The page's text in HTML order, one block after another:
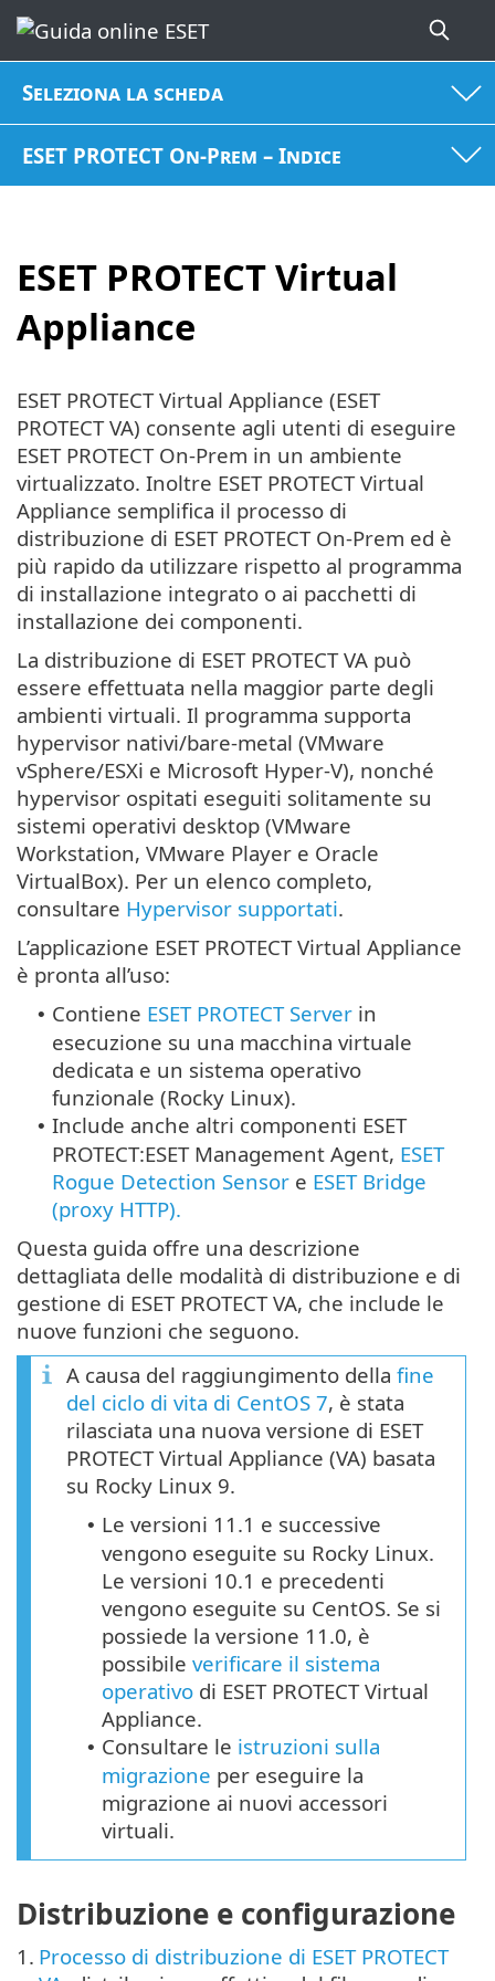
Seleziona la scheda
ESET PROTECT On-Prem – Indice
ESET PROTECT Virtual
Appliance
ESET PROTECT Virtual Appliance (ESET
PROTECT VA) consente agli utenti di eseguire
ESET PROTECT On-Prem in un ambiente
virtualizzato. Inoltre ESET PROTECT Virtual
Appliance semplifica il processo di
distribuzione di ESET PROTECT On-Prem ed è
più rapido da utilizzare rispetto al programma
di installazione integrato o ai pacchetti di
installazione dei componenti.
La distribuzione di ESET PROTECT VA può
essere effettuata nella maggior parte degli
ambienti virtuali. Il programma supporta
hypervisor nativi/bare-metal (VMware
vSphere/ESXi e Microsoft Hyper-V), nonché
hypervisor ospitati eseguiti solitamente su
sistemi operativi desktop (VMware
Workstation, VMware Player e Oracle
VirtualBox). Per un elenco completo,
consultare Hypervisor supportati.
L’applicazione ESET PROTECT Virtual Appliance
è pronta all’uso:
• Contiene ESET PROTECT Server in
esecuzione su una macchina virtuale
dedicata e un sistema operativo
funzionale (Rocky Linux).
• Include anche altri componenti ESET
PROTECT:ESET Management Agent, ESET
Rogue Detection Sensor e ESET Bridge
(proxy HTTP).
Questa guida offre una descrizione
dettagliata delle modalità di distribuzione e di
gestione di ESET PROTECT VA, che include le
nuove funzioni che seguono.
A causa del raggiungimento della fine
del ciclo di vita di CentOS 7, è stata
rilasciata una nuova versione di ESET
PROTECT Virtual Appliance (VA) basata
su Rocky Linux 9.
• Le versioni 11.1 e successive
vengono eseguite su Rocky Linux.
Le versioni 10.1 e precedenti
vengono eseguite su CentOS. Se si
possiede la versione 11.0, è
possibile verificare il sistema
operativo di ESET PROTECT Virtual
Appliance.
• Consultare le istruzioni sulla
migrazione per eseguire la
migrazione ai nuovi accessori
virtuali.
Distribuzione e configurazione
1. Processo di distribuzione di ESET PROTECT